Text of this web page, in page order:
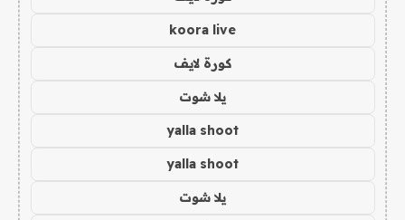
koora live
كورة لايف
يلا شوت
yalla shoot
yalla shoot
يلا شوت